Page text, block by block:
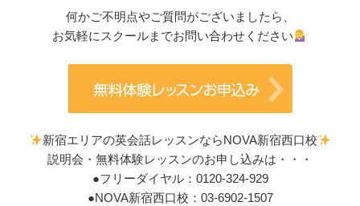
何かご不明点やご質問がございましたら、
お気軽にスクールまでお問い合わせください
新宿エリアの英会話レッスンならNOVA新宿西口校
説明会・無料体験レッスンのお申し込みは・・・
●フリーダイヤル：0120-324-929
●NOVA新宿西口校：03-6902-1507